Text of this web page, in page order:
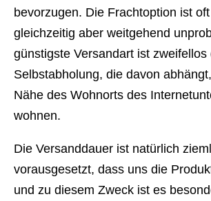
bevorzugen. Die Frachtoption ist
gleichzeitig aber weitgehend
günstigste Versandart ist zweifellos
Selbstabholung, die davon
Nähe des Wohnorts des
wohnen.
Die Versanddauer ist natürlich
vorausgesetzt, dass uns die
und zu diesem Zweck ist es